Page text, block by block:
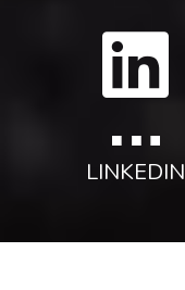
LINKEDIN